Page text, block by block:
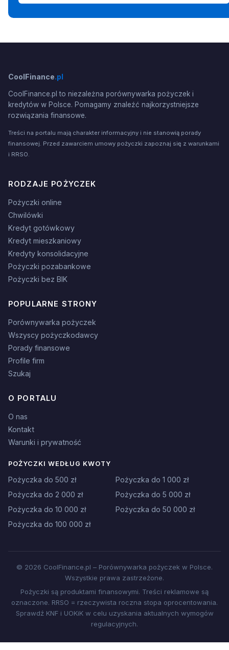
CoolFinance.pl
CoolFinance.pl to niezależna porównywarka pożyczek i
kredytów w Polsce. Pomagamy znaleźć najkorzystniejsze
rozwiązania finansowe.
Treści na portalu mają charakter informacyjny i nie stanowią porady
finansowej. Przed zawarciem umowy pożyczki zapoznaj się z warunkami
i RRSO.
RODZAJE POŻYCZEK
Pożyczki online
Chwilówki
Kredyt gotówkowy
Kredyt mieszkaniowy
Kredyty konsolidacyjne
Pożyczki pozabankowe
Pożyczki bez BIK
POPULARNE STRONY
Porównywarka pożyczek
Wszyscy pożyczkodawcy
Porady finansowe
Profile firm
Szukaj
O PORTALU
O nas
Kontakt
Warunki i prywatność
POŻYCZKI WEDŁUG KWOTY
Pożyczka do 500 zł
Pożyczka do 1 000 zł
Pożyczka do 2 000 zł
Pożyczka do 5 000 zł
Pożyczka do 10 000 zł
Pożyczka do 50 000 zł
Pożyczka do 100 000 zł
© 2026 CoolFinance.pl – Porównywarka pożyczek w Polsce.
Wszystkie prawa zastrzeżone.
Pożyczki są produktami finansowymi. Treści reklamowe są
oznaczone. RRSO = rzeczywista roczna stopa oprocentowania.
Sprawdź KNF i UOKiK w celu uzyskania aktualnych wymogów
regulacyjnych.